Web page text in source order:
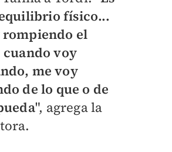
físico...
rompiendo el
voy
me voy
de lo que o de
", agrega la